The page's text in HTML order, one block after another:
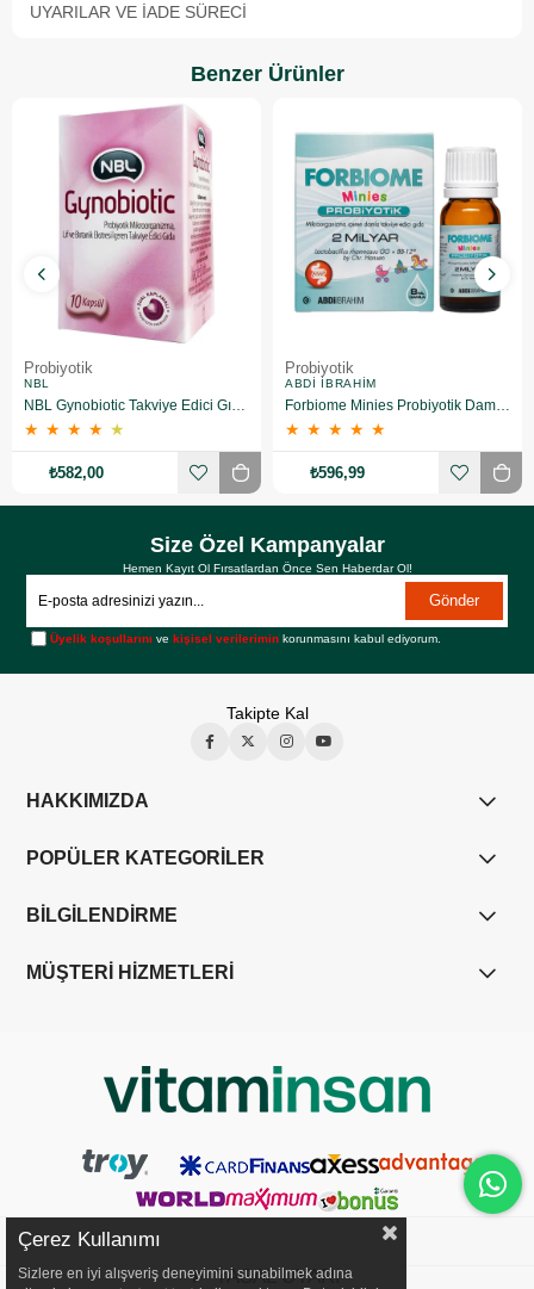
UYARILAR VE İADE SÜRECI
Benzer Ürünler
Probiyotik
NBL
★ ★ ★ ★ ★
₺582,00
Probiyotik
ABDI İBRAHIM
★ ★ ★ ★ ★
₺596,99
Size Özel Kampanyalar
Hemen Kayıt Ol Fırsatlardan Önce Sen Haberdar Ol!
Gönder
Üyelik koşullarını vekişisel verilerimin korunmasını kabul ediyorum.
Takipte Kal
HAKKIMIZDA
POPÜLER KATEGORİLER
BİLGİLENDİRME
MÜŞTERİ HİZMETLERİ
YASAL UYARI
Çerez Kullanımı
Sizlere en iyi alışveriş deneyimini sunabilmek adına